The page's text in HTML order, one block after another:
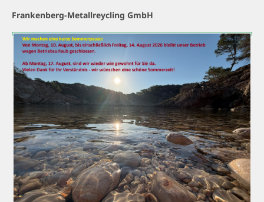
Frankenberg-Metallreycling GmbH